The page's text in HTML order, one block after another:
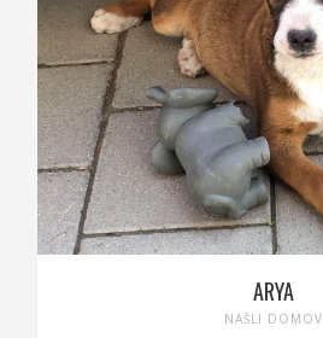
ARYA
NAŠLI DOMOV